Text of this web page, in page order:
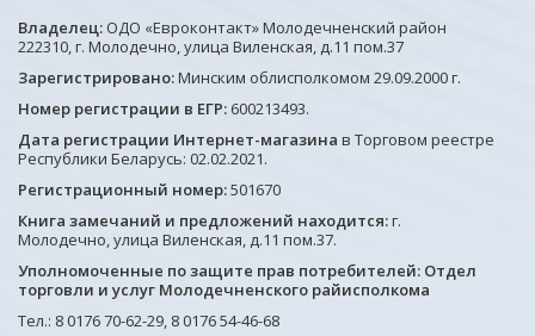
Владелец: ОДО «Евроконтакт» Молодечненский район
222310, г. Молодечно, улица Виленская, д.11 пом.37
Зарегистрировано:Минским облисполкомом 29.09.2000 г.
Номер регистрации в ЕГР: 600213493.
Дата регистрации Интернет-магазина в Торговом реестре
Республики Беларусь: 02.02.2021.
Регистрационный номер:501670
Книга замечаний и предложений находится:г.
Молодечно, улица Виленская, д.11 пом.37.
Уполномоченные по защите прав потребителей: Отдел
торговли и услуг Молодечненского райисполкома
Тел.: 8 0176 70-62-29, 8 0176 54-46-68